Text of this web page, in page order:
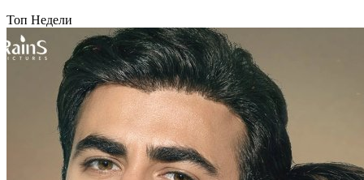
Топ Недели